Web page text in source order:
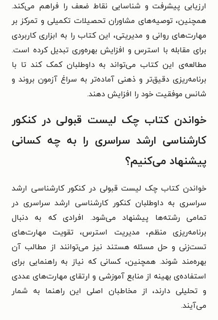
ارزیابی پیشرفت و شناسایی نقاط ضعف را فراهم می‌کند.
همچنین، توصیه‌های مشاوران تحصیلات تکمیلی و تمرکز بر
مهارت‌های روانی و مدیریتی، این کتاب را به ابزاری کاربردی
برای مقابله با استرس و افزایش بهره‌وری تبدیل کرده است.
مطالعه‌ی این کتاب می‌تواند به داوطلبان کمک کند تا با
برنامه‌ریزی دقیق‌تر و ذهنی آماده‌تر به سراغ آزمون بروند و
شانس موفقیت خود را افزایش دهند.
خواندن کتاب چک لیست قبولی در کنکور
کارشناسی ارشد سراسری را به چه کسانی
پیشنهاد می‌کنیم؟
خواندن کتاب چک لیست قبولی در کنکور کارشناسی ارشد
سراسری به داوطلبان کنکور کارشناسی ارشد سراسری در
تمامی رشته‌ها پیشنهاد می‌شود. افرادی که به دنبال
برنامه‌ریزی منظم، مدیریت استرس، تقویت مهارت‌های
تست‌زنی و حل مسئله هستند نیز می‌توانند از مطالب آن
بهره‌مند شوند. همچنین، کسانی که نیاز به راهنمایی برای
استفاده‌ی بهینه از منابع آموزشی و ارتقای مهارت‌های عددی
و تحلیلی دارند، از مخاطبان اصلی این راهنما به شمار
می‌آیند.